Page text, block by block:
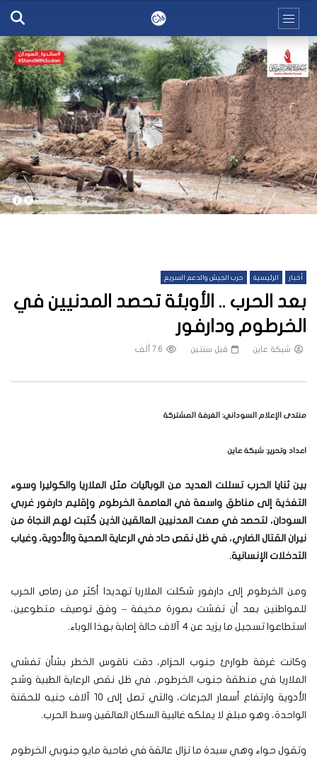
أخبار الرئيسية حرب الجيش والدعم السريع
بعد الحرب .. الأوبئة تحصد المدنيين في
الخرطوم ودارفور
شبكة عاين قبل سنتين 7.6 ألف
منتدى الإعلام السوداني: الغرفة المشتركة
اعداد وتحرير: شبكة عاين
بين ثنايا الحرب تسللت العديد من الوبائيات مثل الملاريا والكوليرا وسوء
التغذية إلى مناطق واسعة في العاصمة الخرطوم وإقليم دارفور غربي
السودان، لتحصد في صمت المدنيين العالقين الذين كُتبت لهم النجاة من
نيران القتال الضاري، في ظل نقص حاد في الرعاية الصحية والأدوية، وغياب
التدخلات الإنسانية.
ومن الخرطوم إلى دارفور شكلت الملاريا تهديدا أكثر من رصاص الحرب
للمواطنين بعد أن تفشت بصورة مخيفة – وفق توصيف متطوعين،
استطاعوا تسجيل ما يزيد عن 4 آلاف حالة إصابة بهذا الوباء.
وكانت غرفة طوارئ جنوب الحزام، دقت ناقوس الخطر بشأن تفشي
الملاريا في منطقة جنوب الخرطوم، في ظل نقص الرعاية الطبية وشح
الأدوية وارتفاع أسعار الجرعات، والتي تصل إلى 10 آلاف جنيه للحقنة
الواحدة، وهو مبلغ لا يملكه غالبية السكان العالقين وسط الحرب.
وتقول حواء وهي سيدة ما تزال عالقة في ضاحية مايو جنوبي الخرطوم